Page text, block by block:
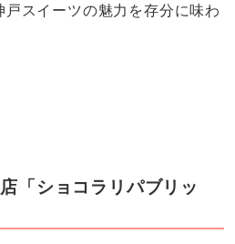
スイーツの魅力を存分に味わ
「ショコラリパブリッ